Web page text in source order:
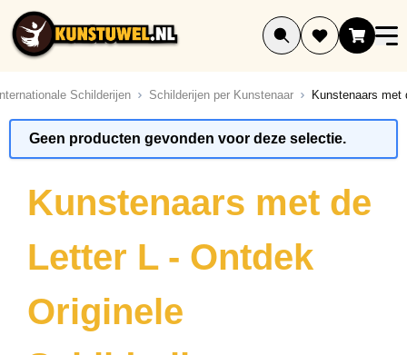
Ga naar de inhoud
Schilderijen Schilderijen per Kunstenaar Kunstenaars met
Geen producten gevonden voor deze selectie.
Kunstenaars met de
Letter L - Ontdek
Originele